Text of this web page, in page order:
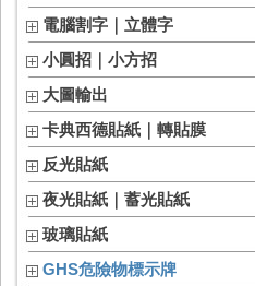
電腦割字｜立體字
小圓招｜小方招
大圖輸出
卡典西德貼紙｜轉貼膜
反光貼紙
夜光貼紙｜蓄光貼紙
玻璃貼紙
GHS危險物標示牌